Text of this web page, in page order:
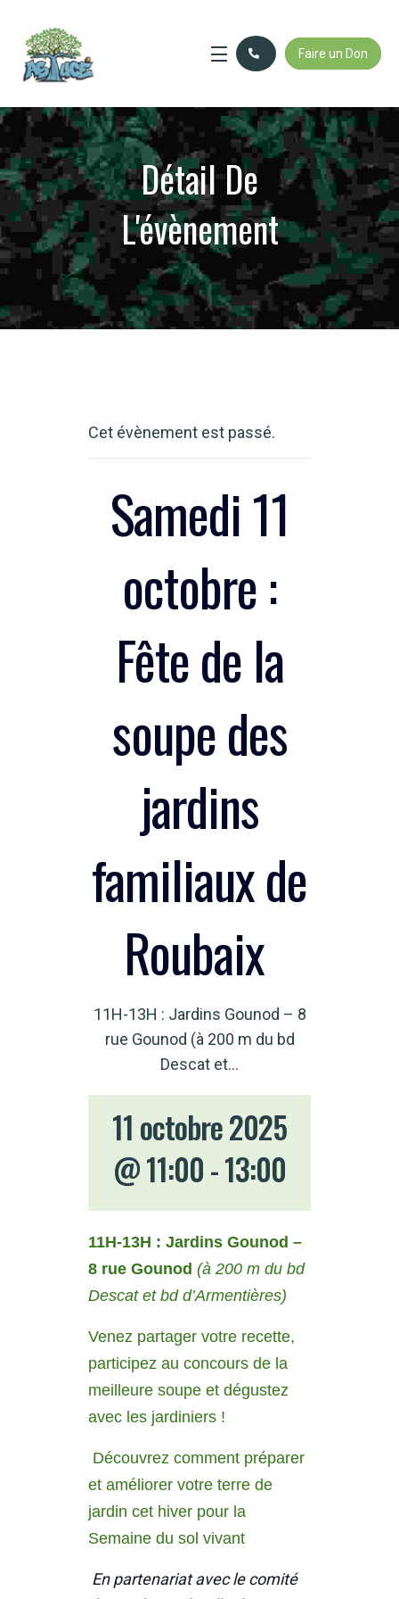
Faire un Don
Détail De
L'évènement
Cet évènement est passé.
Samedi 11
octobre :
Fête de la
soupe des
jardins
familiaux de
Roubaix
11H-13H : Jardins Gounod – 8
rue Gounod (à 200 m du bd
Descat et…
11 octobre 2025
@ 11:00-13:00
11H-13H : Jardins Gounod –
8 rue Gounod (à 200 m du bd
Descat et bd d’Armentières)
Venez partager votre recette,
participez au concours de la
meilleure soupe et dégustez
avec les jardiniers !
Découvrez comment préparer
et améliorer votre terre de
jardin cet hiver pour la
Semaine du sol vivant
En partenariat avec le comité